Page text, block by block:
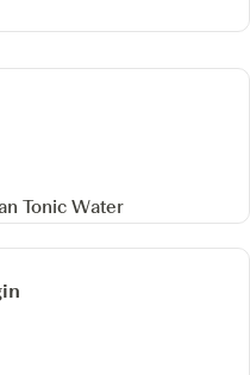
Tonic Water